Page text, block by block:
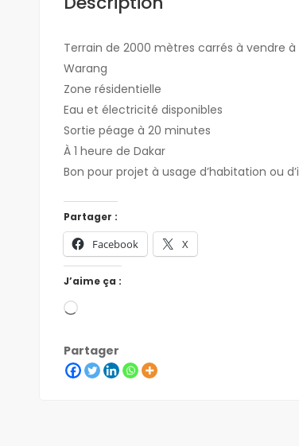
Terrain de 2000 mètres carrés à vendre à
Warang
Zone résidentielle
Eau et électricité disponibles
Sortie péage à 20 minutes
À 1 heure de Dakar
Bon pour projet à usage d’habitation ou
Partager :
Facebook X
J’aime ça :
Partager